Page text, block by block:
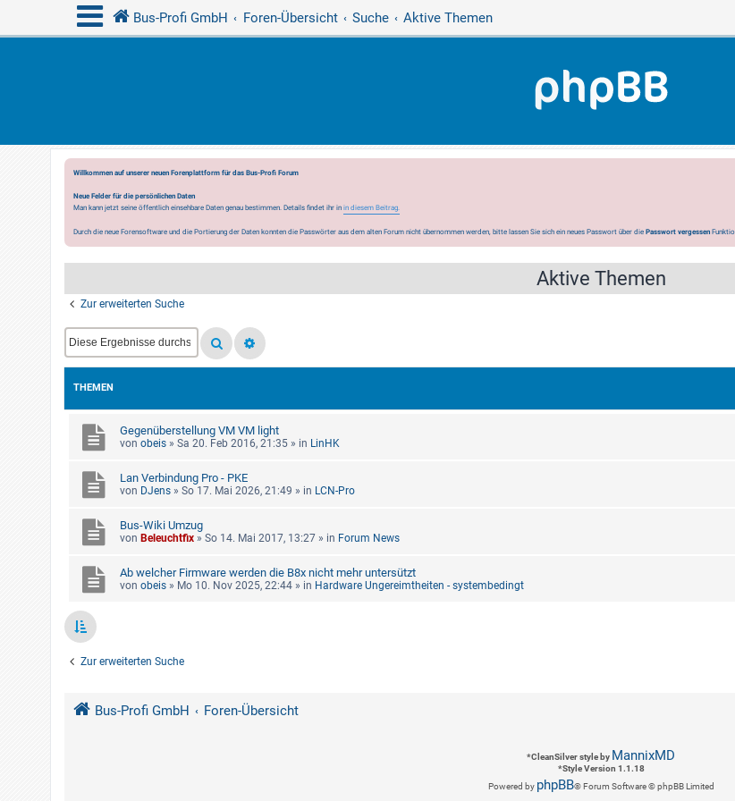
Bus-Profi GmbH Foren-Übersicht Suche Aktive Themen
Willkommen auf unserer neuen Forenplattform für das Bus-Profi Forum
Neue Felder für die persönlichen Daten
Man kann jetzt seine öffentlich einsehbare Daten genau bestimmen. Details findet ihr in in diesem Beitrag.
Durch die neue Forensoftware und die Portierung der Daten konnten die Passwörter aus dem alten Forum nicht übernommen werden, bitte lassen Sie sich ein neues Passwort über die Passwort vergessen
Aktive Themen
Zur erweiterten Suche
THEMEN
Gegenüberstellung VM VM light
von obeis » Sa 20. Feb 2016, 21:35 » in LinHK
Lan Verbindung Pro - PKE
von DJens » So 17. Mai 2026, 21:49 » in LCN-Pro
Bus-Wiki Umzug
von Beleuchtfix » So 14. Mai 2017, 13:27 » in Forum News
Ab welcher Firmware werden die B8x nicht mehr untersützt
von obeis » Mo 10. Nov 2025, 22:44 » in Hardware Ungereimtheiten - systembedingt
Zur erweiterten Suche
Bus-Profi GmbH Foren-Übersicht
*CleanSilver style by MannixMD
*Style Version 1.1.18
Powered by phpBB® Forum Software © phpBB Limited